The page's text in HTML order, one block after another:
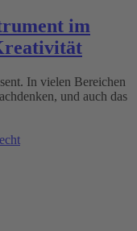
im
In vielen Bereichen
und auch das